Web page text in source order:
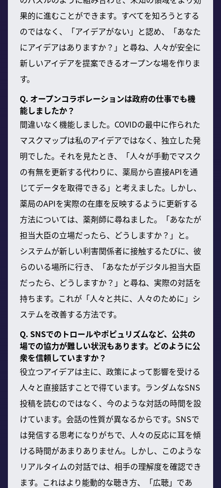
果的に進むことができます。すべてを知ろうとする
のではなく、「アイデアがない」と認め、「あなた
にアイデアはありますか？」と尋ね、人々が安全に
新しいアイデアを提案できるオープンな場を作りま
す。
Q. オープンコラボレーションは政府の仕事でも機
能しましたか？
間違いなく機能しました。COVIDの最中に作られた
マスクマップは私のアイデアではなく、独立した発
明でした。それを見たとき、「人々が手動でマスク
の有無を更新する代わりに、薬局から直接APIを通
じてデータを取得できる」と考えました。しかし、
薬局のAPIを実際の在庫を反映するように更新する
方法については、薬剤師に尋ねました。「あなたが
担当大臣の立場だったら、どうしますか？」と。
システムが新しい利害関係者に接触するたびに、彼
らのいる場所に行き、「あなたがデジタル担当大臣
だったら、どうしますか？」と尋ね、実際の対話を
持ちます。これが「人々と共に、人々のために」シ
ステムを改善する方法です。
Q. SNSでのトロールやポピュリズムなど、公共の
場での協力が難しい状況もあります。どのように公
衆を信頼していますか？
役立つアイデアは主に、政策によって影響を受ける
人々と直接話すことで得ています。ランダムなSNS
投稿を読むのではなく、今のような対話の時間を設
けています。会話の性質が異なるからです。SNSで
は発信する思考になりがちで、人々の反応に耳を傾
ける時間があまりありません。しかし、このような
リアルタイムの対話では、相手の理解度を確認でき
ます。これはより能動的な聴き方、「広聴」であ